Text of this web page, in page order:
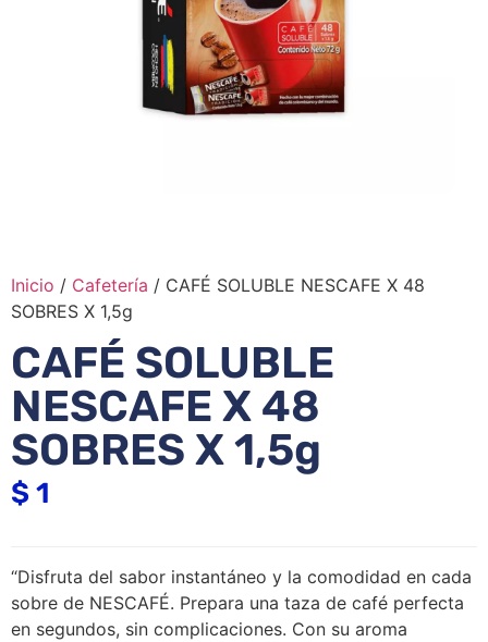
Inicio / Cafetería / CAFÉ SOLUBLE NESCAFE X 48
SOBRES X 1,5g
CAFÉ SOLUBLE
NESCAFE X 48
SOBRES X 1,5g
$ 1
“Disfruta del sabor instantáneo y la comodidad en cada
sobre de NESCAFÉ. Prepara una taza de café perfecta
en segundos, sin complicaciones. Con su aroma